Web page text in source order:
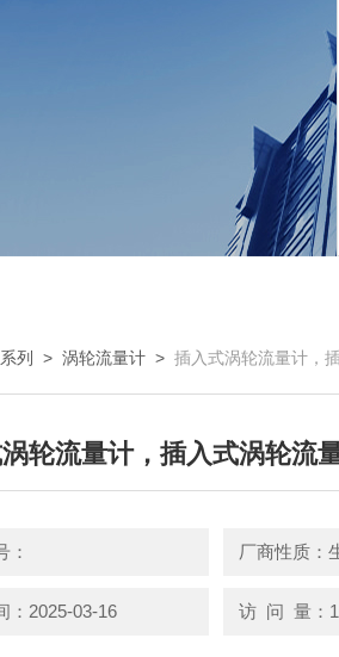
列 > 涡轮流量计 > 插入式涡轮流量计，
轮流量计，插入式涡轮流
： 厂商性质：
：2025-03-16 访 问 量：